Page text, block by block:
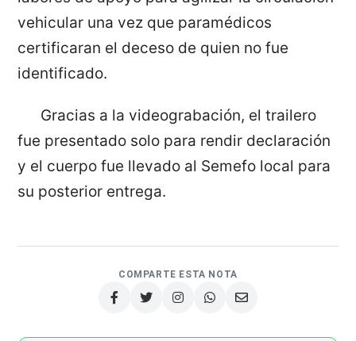
vehicular una vez que paramédicos
certificaran el deceso de quien no fue
identificado.
Gracias a la videograbación, el trailero
fue presentado solo para rendir declaración
y el cuerpo fue llevado al Semefo local para
su posterior entrega.
COMPARTE ESTA NOTA